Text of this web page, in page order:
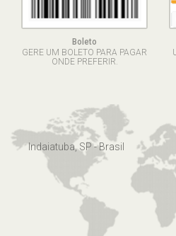
Boleto
GERE UM BOLETO PARA PAGAR
ONDE PREFERIR.
Indaiatuba, SP - Brasil